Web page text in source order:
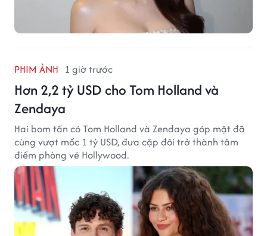
PHIM ẢNH 1 giờ trước
Hơn 2,2 tỷ USD cho Tom Holland và
Zendaya
Hai bom tấn có Tom Holland và Zendaya góp mặt đã
cùng vượt mốc 1 tỷ USD, đưa cặp đôi trở thành tâm
điểm phòng vé Hollywood.